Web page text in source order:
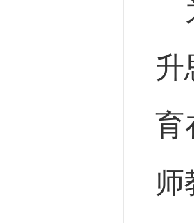
升
育
师